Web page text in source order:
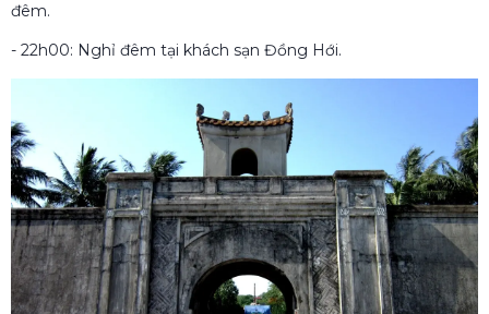
đêm.
- 22h00: Nghỉ đêm tại khách sạn Đồng Hới.